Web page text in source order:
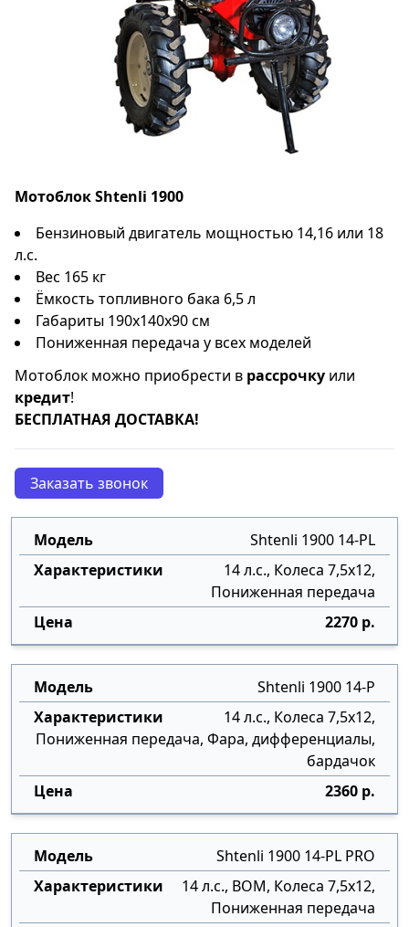
Мотоблок Shtenli 1900
Бензиновый двигатель мощностью 14,16 или 18
л.с.
Вес 165 кг
Ёмкость топливного бака 6,5 л
Габариты 190x140x90 см
Пониженная передача у всех моделей
Мотоблок можно приобрести в рассрочку или
кредит!
БЕСПЛАТНАЯ ДОСТАВКА!
Заказать звонок
Shtenli 1900 14-PL
14 л.с., Колеса 7,5х12,
Пониженная передача
2270 р.
Shtenli 1900 14-P
14 л.с., Колеса 7,5х12,
Пониженная передача, Фара, дифференциалы,
бардачок
2360 р.
Shtenli 1900 14-PL PRO
14 л.с., ВОМ, Колеса 7,5х12,
Пониженная передача